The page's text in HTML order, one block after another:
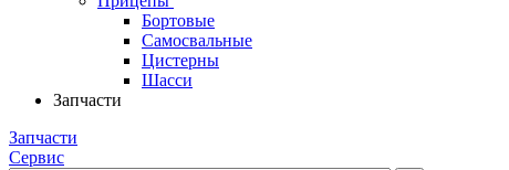
Бортовые
Самосвальные
Цистерны
Шасси
Запчасти
Запчасти
Сервис